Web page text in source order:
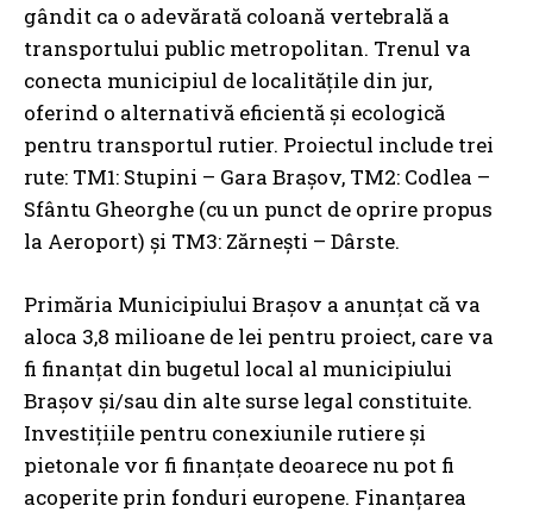
gândit ca o adevărată coloană vertebrală a
transportului public metropolitan. Trenul va
conecta municipiul de localitățile din jur,
oferind o alternativă eficientă și ecologică
pentru transportul rutier. Proiectul include trei
rute: TM1: Stupini – Gara Brașov, TM2: Codlea –
Sfântu Gheorghe (cu un punct de oprire propus
la Aeroport) și TM3: Zărnești – Dârste.
Primăria Municipiului Brașov a anunțat că va
aloca 3,8 milioane de lei pentru proiect, care va
fi finanțat din bugetul local al municipiului
Brașov și/sau din alte surse legal constituite.
Investițiile pentru conexiunile rutiere și
pietonale vor fi finanțate deoarece nu pot fi
acoperite prin fonduri europene. Finanțarea